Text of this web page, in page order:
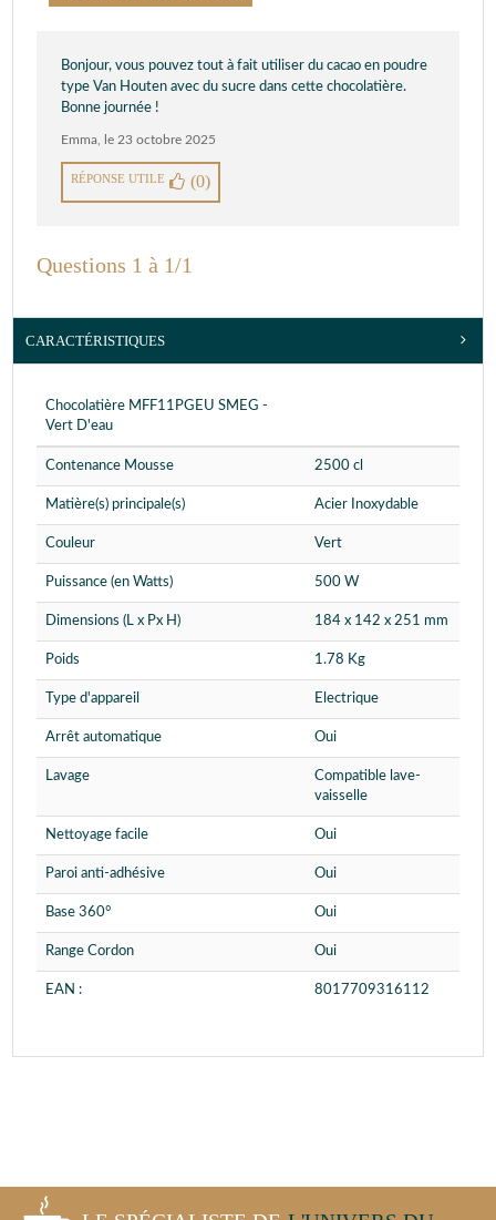
Bonjour, vous pouvez tout à fait utiliser du cacao en poudre
type Van Houten avec du sucre dans cette chocolatière.
Bonne journée !
Emma le 23 octobre 2025
RÉPONSE UTILE (0)
Questions 1 à 1/1
CARACTÉRISTIQUES
Chocolatière MFF11PGEU SMEG -
Vert D'eau
Contenance Mousse 2500 cl
Matière(s) principale(s) Acier Inoxydable
Couleur Vert
Puissance (en Watts) 500 W
Dimensions (L x Px H) 184 x 142 x 251 mm
Poids 1.78 Kg
Type d'appareil Electrique
Arrêt automatique Oui
Lavage
Compatible lave-
vaisselle
Nettoyage facile Oui
Paroi anti-adhésive Oui
Base 360° Oui
Range Cordon Oui
EAN : 8017709316112